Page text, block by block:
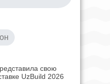
свою
UzBuild 2026